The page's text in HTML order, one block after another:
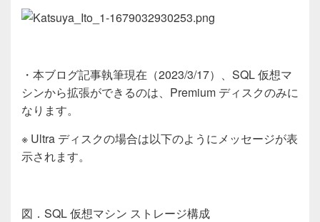
・本ブログ記事執筆現在（2023/3/17）、SQL 仮想マ
シンから拡張ができるのは、Premium ディスクのみに
なります。
※ Ultra ディスクの場合は以下のようにメッセージが表
示されます。
図． SQL 仮想マシン ストレージ構成